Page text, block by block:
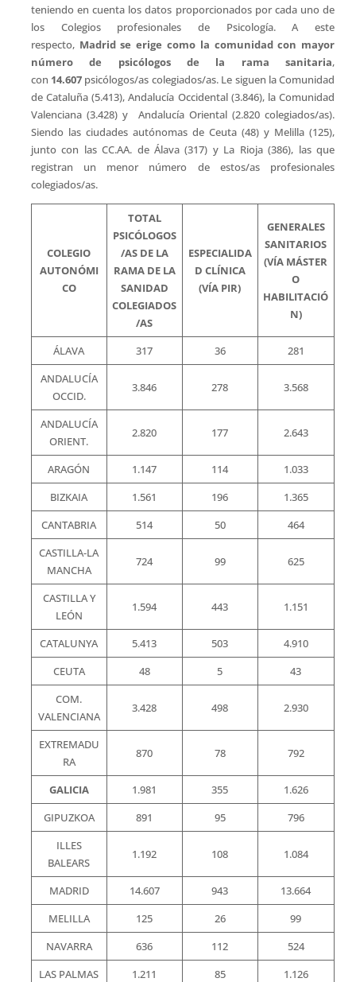
teniendo en cuenta los datos proporcionados por cada uno de
los Colegios profesionales de Psicología. A este
respecto, Madrid se erige como la comunidad con mayor
número de psicólogos de la rama sanitaria,
con 14.607 psicólogos/as colegiados/as. Le siguen la Comunidad
de Cataluña (5.413), Andalucía Occidental (3.846), la Comunidad
Valenciana (3.428) y Andalucía Oriental (2.820 colegiados/as).
Siendo las ciudades autónomas de Ceuta (48) y Melilla (125),
junto con las CC.AA. de Álava (317) y La Rioja (386), las que
registran un menor número de estos/as profesionales
colegiados/as.
COLEGIO
AUTONÓMI
CO
TOTAL
PSICÓLOGOS
/AS DE LA
RAMA DE LA
SANIDAD
COLEGIADOS
/AS
ESPECIALIDA
D CLÍNICA
(VÍA PIR)
GENERALES
SANITARIOS
(VÍA MÁSTER
O
HABILITACIÓ
N)
ÁLAVA 317 36
281
ANDALUCÍA
OCCID.
3.846 278 3.568
ANDALUCÍA
ORIENT.
2.820 177 2.643
ARAGÓN 1.147 114
1.033
BIZKAIA
1.561 196
1.365
CANTABRIA
514 50
464
CASTILLA-LA
MANCHA
724 99 625
CASTILLA Y
LEÓN
1.594 443 1.151
CATALUNYA 5.413 503
4.910
CEUTA
48 5
43
COM.
VALENCIANA
3.428 498 2.930
EXTREMADU
RA
870 78 792
GALICIA 1.981 355
1.626
GIPUZKOA
891 95
796
ILLES
BALEARS
1.192 108 1.084
MADRID 14.607 943
13.664
MELILLA
125 26
99
NAVARRA
636 112
524
LAS PALMAS
1.211 85
1.126